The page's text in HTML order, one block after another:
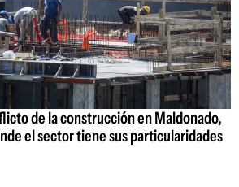
de la construcción en Maldonado,
el sector tiene sus particularidades